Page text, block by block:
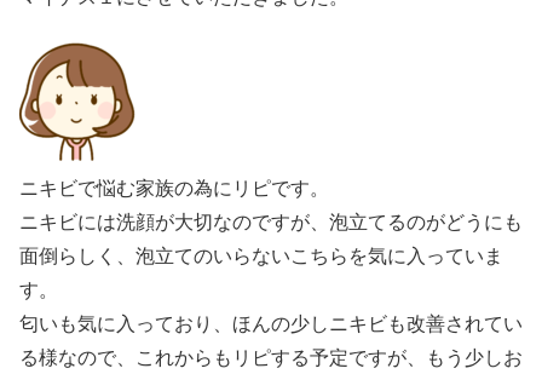
ニキビで悩む家族の為にリピです。
ニキビには洗顔が大切なのですが、泡立てるのがどうにも
面倒らしく、泡立てのいらないこちらを気に入っていま
す。
匂いも気に入っており、ほんの少しニキビも改善されてい
る様なので、これからもリピする予定ですが、もう少しお